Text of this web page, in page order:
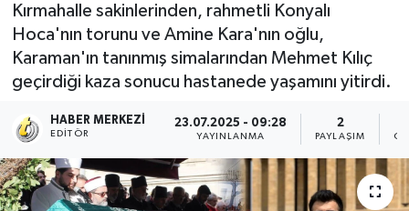
Kırmahalle sakinlerinden, rahmetli Konyalı
Hoca'nın torunu ve Amine Kara'nın oğlu,
Karaman'ın tanınmış simalarından Mehmet Kılıç
geçirdiği kaza sonucu hastanede yaşamını yitirdi.
HABER MERKEZI
EDITÖR
23.07.2025 - 09:28
YAYINLANMA
2
PAYLAŞIM